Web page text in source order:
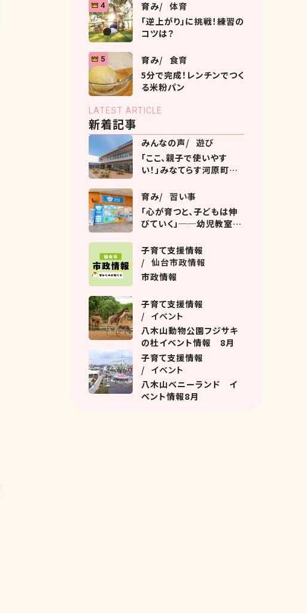
4 育み
体育
「逆上がり」に挑戦！練習の
コツは？
5 育み
食育
5分で完成！レンチンでつく
る米粉パン
LATEST ARTICLE
新着記事
みんなの声
遊び
「ここ、親子で使いやす
い！」みなてらす河原町の
育み
習い事
「心が育つと、子どもは伸
びていく」──幼児教室コ
名坂教室におじゃましまし
た！
子育て支援情報
仙台市政情報
市政情報
子育て支援情報
イベント
八木山動物公園フジサキ
の杜イベント情報 8月
子育て支援情報
イベント
八木山ベニーランド イ
ベント情報8月